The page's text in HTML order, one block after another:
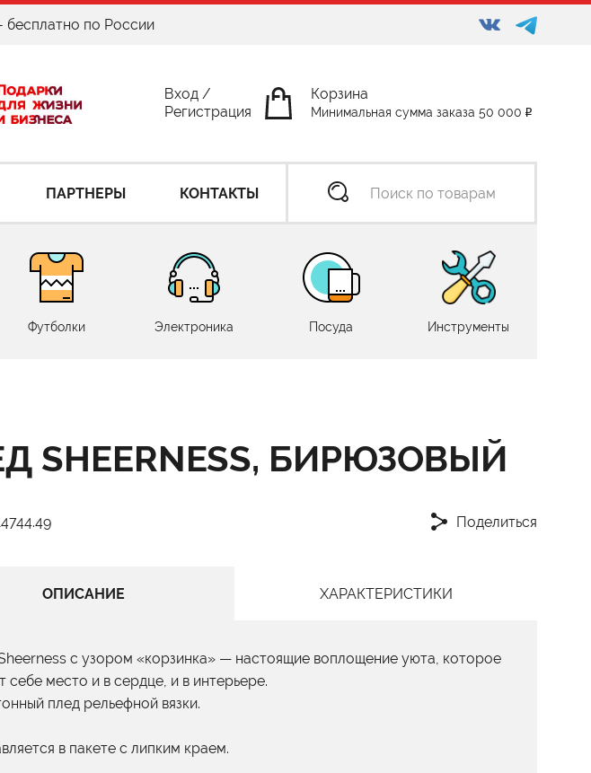
бесплатно по России
Вход /
Регистрация
Корзина
Минимальная сумма заказа 50 000
ПАРТНЕРЫ КОНТАКТЫ
Футболки Электроника Посуда Инструменты
SHEERNESS, БИРЮЗОВЫЙ
Поделиться
ОПИСАНИЕ ХАРАКТЕРИСТИКИ
с узором «корзинка» — настоящие воплощение уюта, которое
себе место и в сердце, и в интерьере.
плед рельефной вязки.
в пакете с липким краем.